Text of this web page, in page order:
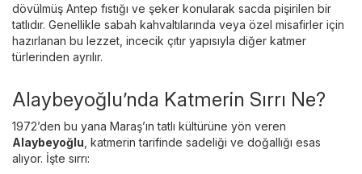
dövülmüş Antep fıstığı ve şeker konularak sacda pişirilen bir
tatlıdır. Genellikle sabah kahvaltılarında veya özel misafirler için
hazırlanan bu lezzet, incecik çıtır yapısıyla diğer katmer
türlerinden ayrılır.
Alaybeyoğlu’nda Katmerin Sırrı Ne?
1972’den bu yana Maraş’ın tatlı kültürüne yön veren
Alaybeyoğlu , katmerin tarifinde sadeliği ve doğallığı esas
alıyor. İşte sırrı: